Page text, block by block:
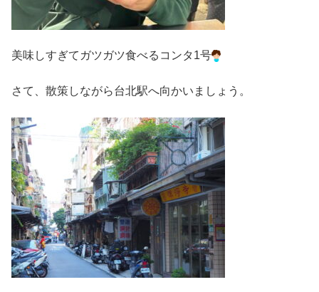
美味しすぎてガツガツ食べるコンタ1号
さて、散策しながら台北駅へ向かいましょう。